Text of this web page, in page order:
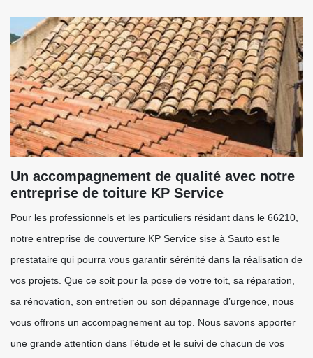
Un accompagnement de qualité avec notre
entreprise de toiture KP Service
Pour les professionnels et les particuliers résidant dans le 66210,
notre entreprise de couverture KP Service sise à Sauto est le
prestataire qui pourra vous garantir sérénité dans la réalisation de
vos projets. Que ce soit pour la pose de votre toit, sa réparation,
sa rénovation, son entretien ou son dépannage d’urgence, nous
vous offrons un accompagnement au top. Nous savons apporter
une grande attention dans l’étude et le suivi de chacun de vos